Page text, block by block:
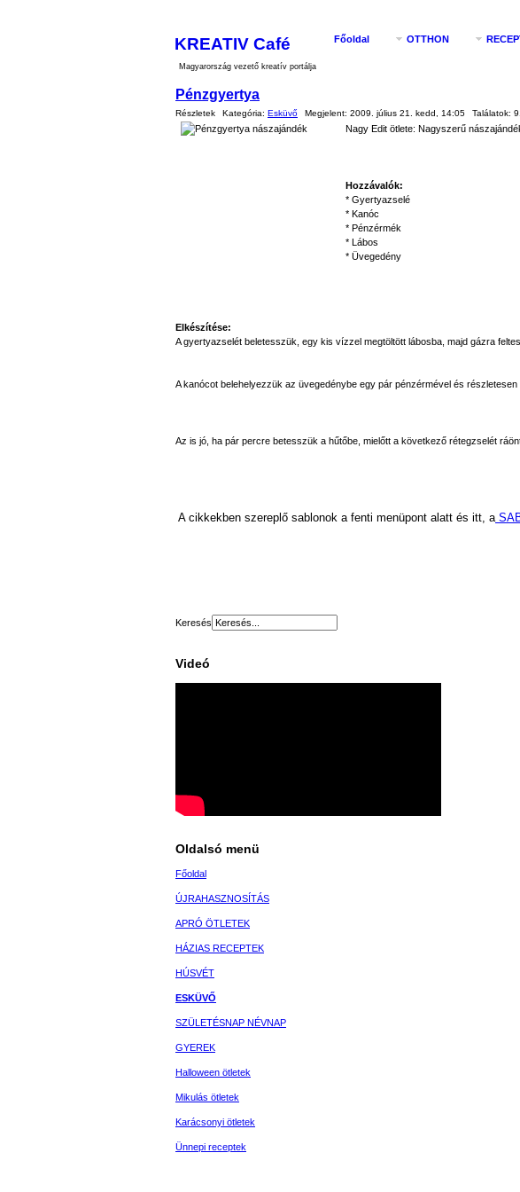
KREATIV Café
Magyarország vezető kreatív portálja
Főoldal OTTHON
Pénzgyertya
Részletek Kategória: Esküvő Megjelent: 2009. július 21. kedd, 14:05 Találatok:
Nagy Edit ötlete: Nagyszerű
Hozzávalók:
* Gyertyazselé
* Kanóc
* Pénzérmék
* Lábos
* Üvegedény
Elkészítése:
A gyertyazselét beletesszük, egy kis vízzel megtöltött lábosba, majd gázra
A kanócot belehelyezzük az üvegedénybe egy pár pénzérmével és
Az is jó, ha pár percre betesszük a hűtőbe, mielőtt a következő rétegzselét
A cikkekben szereplő sablonok a fenti menüpont alatt és itt, a
Keresés
Videó
Oldalsó menü
Főoldal
ÚJRAHASZNOSÍTÁS
APRÓ ÖTLETEK
HÁZIAS RECEPTEK
HÚSVÉT
ESKÜVŐ
SZÜLETÉSNAP NÉVNAP
GYEREK
Halloween ötletek
Mikulás ötletek
Karácsonyi ötletek
Ünnepi receptek